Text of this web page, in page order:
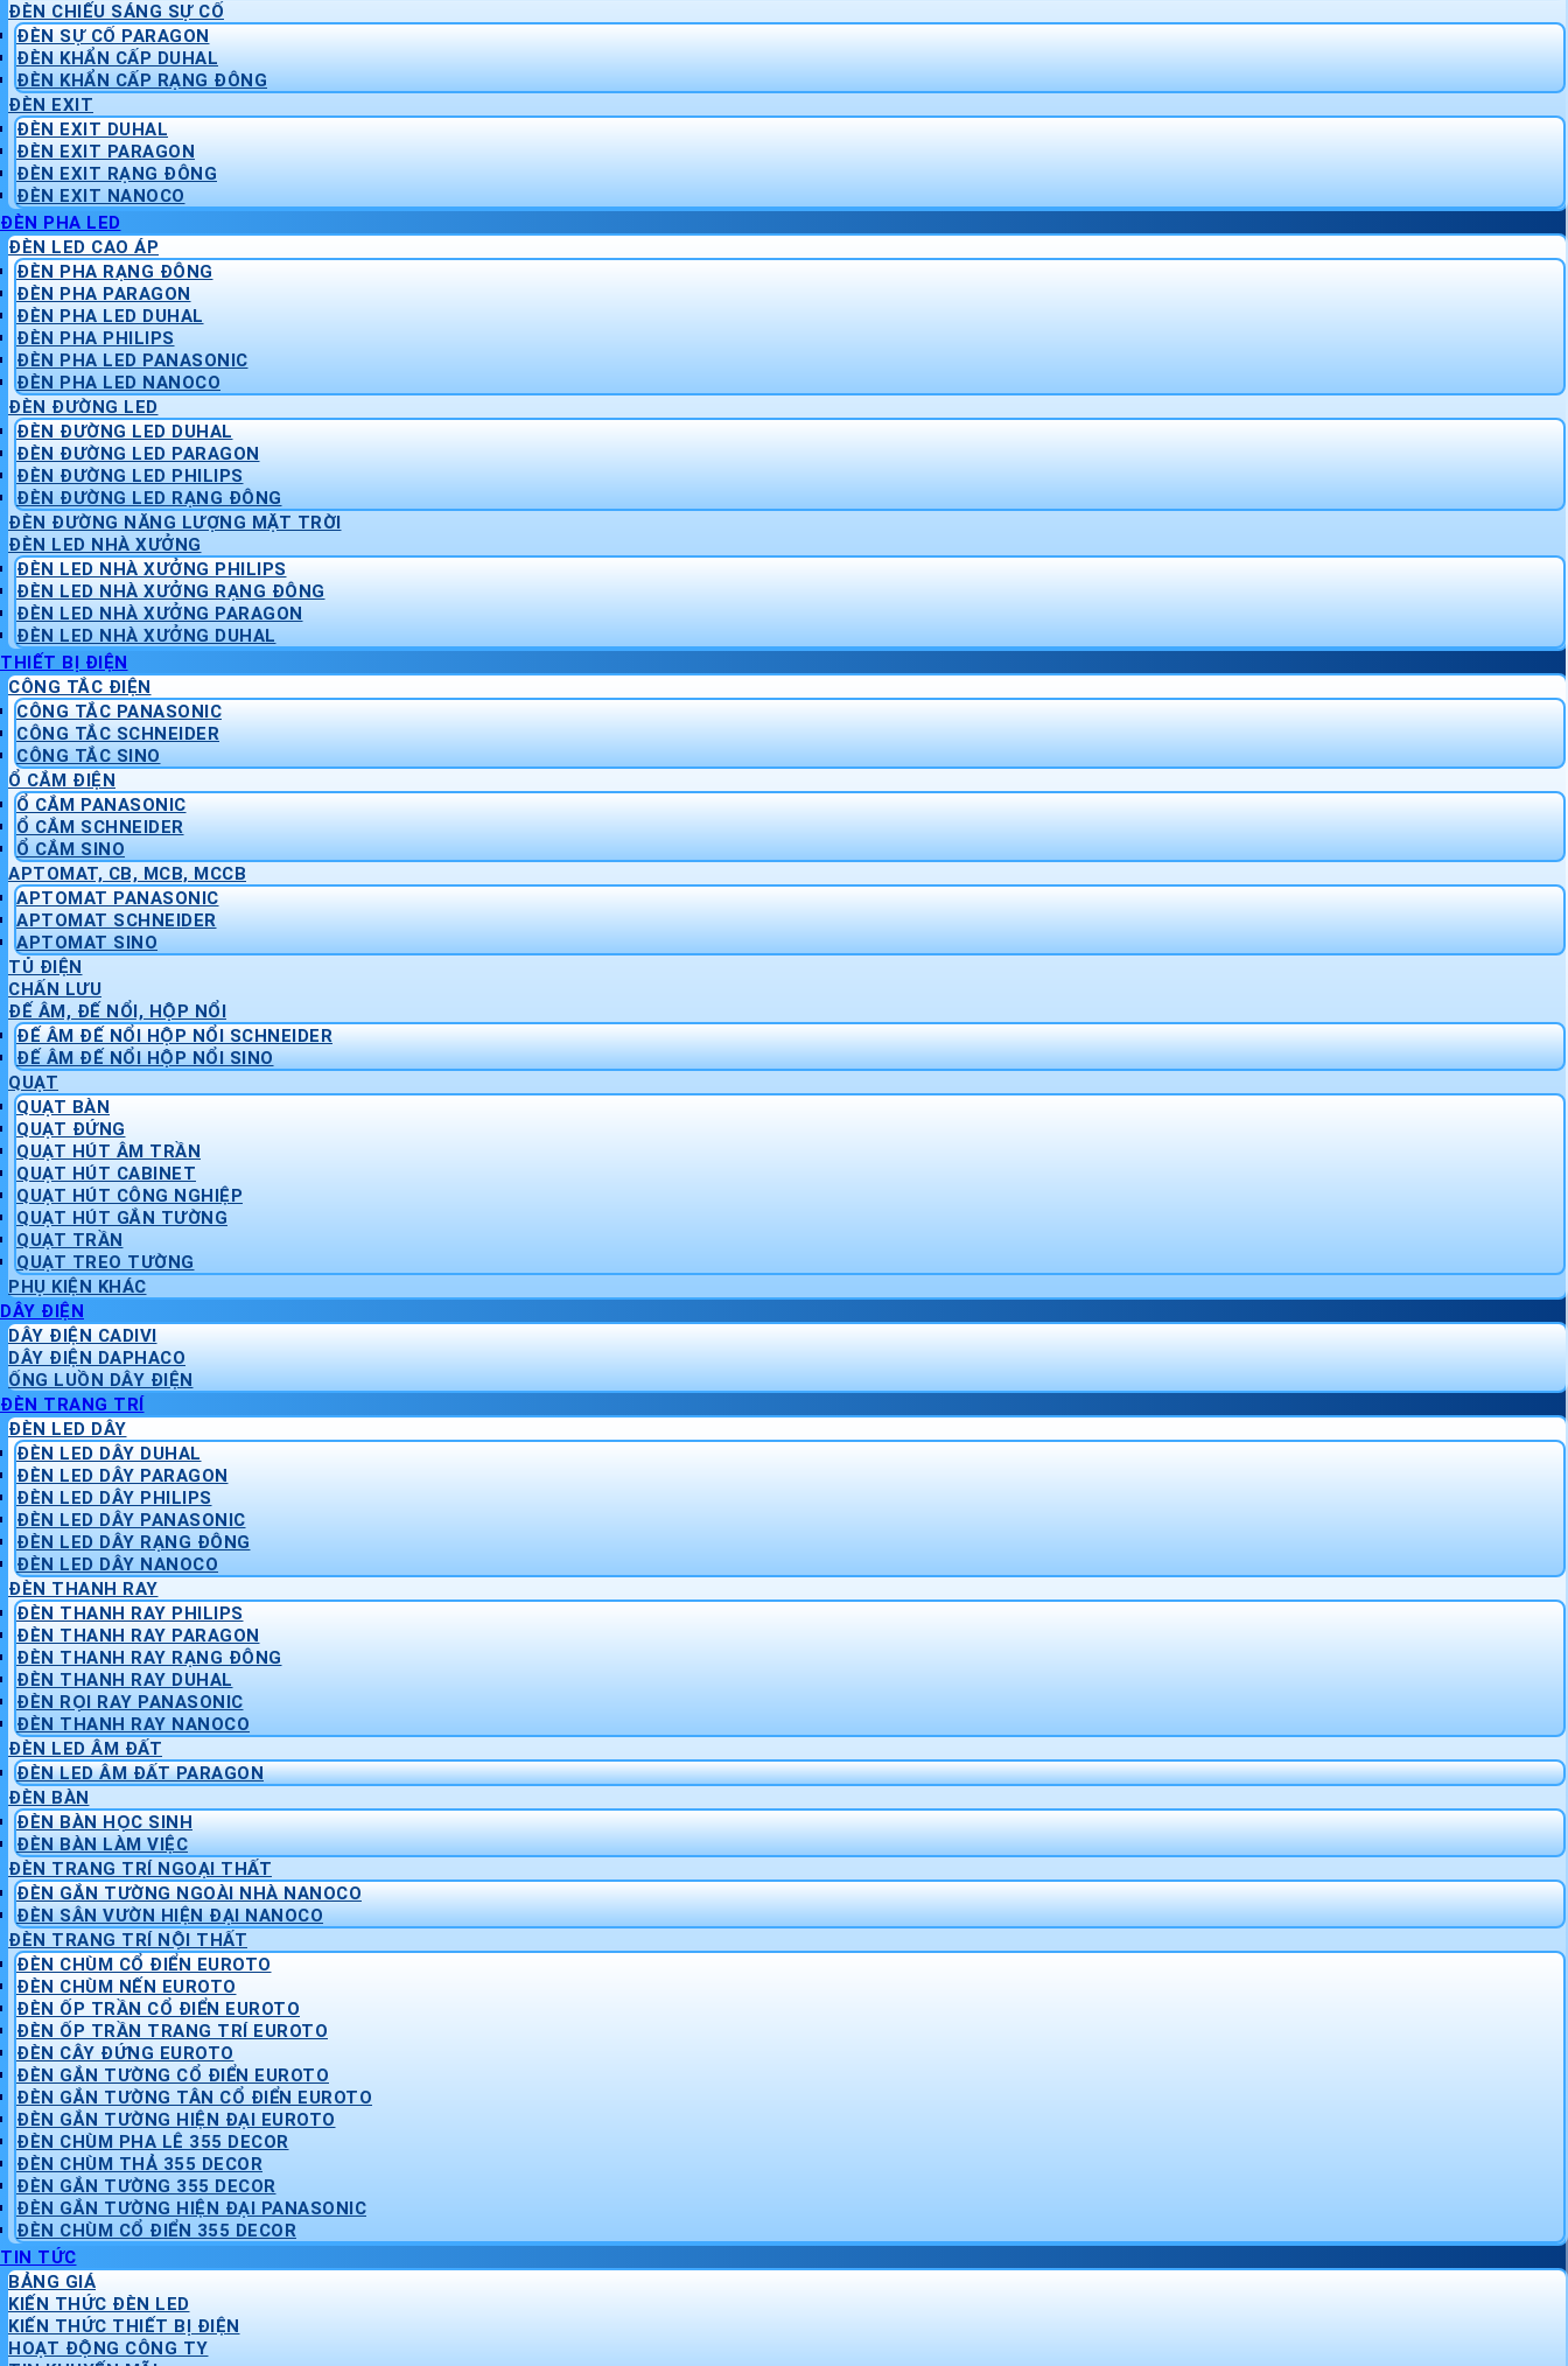
ĐÈN CHIẾU SÁNG SỰ CỐ
ĐÈN SỰ CỐ PARAGON
ĐÈN KHẨN CẤP DUHAL
ĐÈN KHẨN CẤP RẠNG ĐÔNG
ĐÈN EXIT
ĐÈN EXIT DUHAL
ĐÈN EXIT PARAGON
ĐÈN EXIT RẠNG ĐÔNG
ĐÈN EXIT NANOCO
ĐÈN PHA LED
ĐÈN LED CAO ÁP
ĐÈN PHA RẠNG ĐÔNG
ĐÈN PHA PARAGON
ĐÈN PHA LED DUHAL
ĐÈN PHA PHILIPS
ĐÈN PHA LED PANASONIC
ĐÈN PHA LED NANOCO
ĐÈN ĐƯỜNG LED
ĐÈN ĐƯỜNG LED DUHAL
ĐÈN ĐƯỜNG LED PARAGON
ĐÈN ĐƯỜNG LED PHILIPS
ĐÈN ĐƯỜNG LED RẠNG ĐÔNG
ĐÈN ĐƯỜNG NĂNG LƯỢNG MẶT TRỜI
ĐÈN LED NHÀ XƯỞNG
ĐÈN LED NHÀ XƯỞNG PHILIPS
ĐÈN LED NHÀ XƯỞNG RẠNG ĐÔNG
ĐÈN LED NHÀ XƯỞNG PARAGON
ĐÈN LED NHÀ XƯỞNG DUHAL
THIẾT BỊ ĐIỆN
CÔNG TẮC ĐIỆN
CÔNG TẮC PANASONIC
CÔNG TẮC SCHNEIDER
CÔNG TẮC SINO
Ổ CẮM ĐIỆN
Ổ CẮM PANASONIC
Ổ CẮM SCHNEIDER
Ổ CẮM SINO
APTOMAT, CB, MCB, MCCB
APTOMAT PANASONIC
APTOMAT SCHNEIDER
APTOMAT SINO
TỦ ĐIỆN
CHẤN LƯU
ĐẾ ÂM, ĐẾ NỔI, HỘP NỔI
ĐẾ ÂM ĐẾ NỔI HỘP NỔI SCHNEIDER
ĐẾ ÂM ĐẾ NỔI HỘP NỔI SINO
QUẠT
QUẠT BÀN
QUẠT ĐỨNG
QUẠT HÚT ÂM TRẦN
QUẠT HÚT CABINET
QUẠT HÚT CÔNG NGHIỆP
QUẠT HÚT GẮN TƯỜNG
QUẠT TRẦN
QUẠT TREO TƯỜNG
PHỤ KIỆN KHÁC
DÂY ĐIỆN
DÂY ĐIỆN CADIVI
DÂY ĐIỆN DAPHACO
ỐNG LUỒN DÂY ĐIỆN
ĐÈN TRANG TRÍ
ĐÈN LED DÂY
ĐÈN LED DÂY DUHAL
ĐÈN LED DÂY PARAGON
ĐÈN LED DÂY PHILIPS
ĐÈN LED DÂY PANASONIC
ĐÈN LED DÂY RẠNG ĐÔNG
ĐÈN LED DÂY NANOCO
ĐÈN THANH RAY
ĐÈN THANH RAY PHILIPS
ĐÈN THANH RAY PARAGON
ĐÈN THANH RAY RẠNG ĐÔNG
ĐÈN THANH RAY DUHAL
ĐÈN RỌI RAY PANASONIC
ĐÈN THANH RAY NANOCO
ĐÈN LED ÂM ĐẤT
ĐÈN LED ÂM ĐẤT PARAGON
ĐÈN BÀN
ĐÈN BÀN HỌC SINH
ĐÈN BÀN LÀM VIỆC
ĐÈN TRANG TRÍ NGOẠI THẤT
ĐÈN GẮN TƯỜNG NGOÀI NHÀ NANOCO
ĐÈN SÂN VƯỜN HIỆN ĐẠI NANOCO
ĐÈN TRANG TRÍ NỘI THẤT
ĐÈN CHÙM CỔ ĐIỂN EUROTO
ĐÈN CHÙM NẾN EUROTO
ĐÈN ỐP TRẦN CỔ ĐIỂN EUROTO
ĐÈN ỐP TRẦN TRANG TRÍ EUROTO
ĐÈN CÂY ĐỨNG EUROTO
ĐÈN GẮN TƯỜNG CỔ ĐIỂN EUROTO
ĐÈN GẮN TƯỜNG TÂN CỔ ĐIỂN EUROTO
ĐÈN GẮN TƯỜNG HIỆN ĐẠI EUROTO
ĐÈN CHÙM PHA LÊ 355 DECOR
ĐÈN CHÙM THẢ 355 DECOR
ĐÈN GẮN TƯỜNG 355 DECOR
ĐÈN GẮN TƯỜNG HIỆN ĐẠI PANASONIC
ĐÈN CHÙM CỔ ĐIỂN 355 DECOR
TIN TỨC
BẢNG GIÁ
KIẾN THỨC ĐÈN LED
KIẾN THỨC THIẾT BỊ ĐIỆN
HOẠT ĐỘNG CÔNG TY